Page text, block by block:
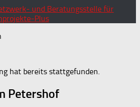
hat bereits stattgefunden.
Petershof